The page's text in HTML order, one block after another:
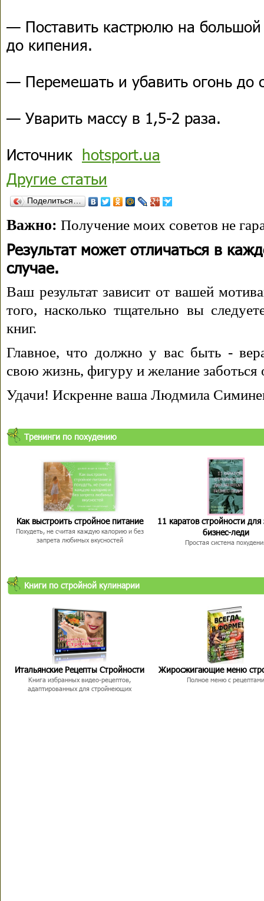
— Поставить кастрюлю на большой
до кипения.
— Перемешать и убавить огонь до
— Уварить массу в 1,5-2 раза.
Источник hotsport.ua
Другие статьи
Поделиться…
Важно: Получение моих советов не
Результат может отличаться в
случае.
Ваш результат зависит от вашей
того, насколько тщательно вы
книг.
Главное, что должно у вас быть -
свою жизнь, фигуру и желание заботься
Удачи! Искренне ваша Людмила
Тренинги по похудению
Как выстроить стройное питание
Похудеть, не считая каждую калорию и без
запрета любимых вкусностей
11 каратов стройности для
бизнес-леди
Простая система
Книги по стройной кулинарии
Итальянские Рецепты Стройности
Книга избранных видео-рецептов,
адаптированных для стройнеющих
Жиросжигающие меню
Полное меню с рецептами